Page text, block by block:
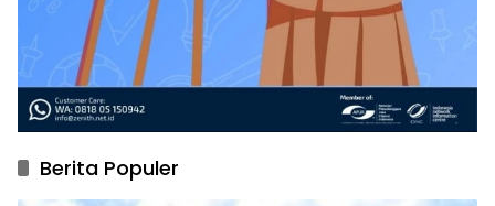
Berita Populer